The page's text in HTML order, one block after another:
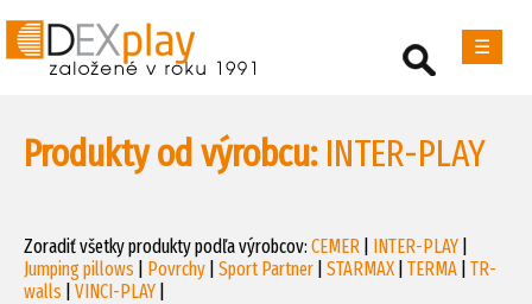
☰
Produkty od výrobcu:INTER-PLAY
Zoradiť všetky produkty podľa výrobcov: CEMER INTER-PLAY
Jumping pillows
Povrchy Sport Partner STARMAX TERMA TR-
walls
VINCI-PLAY